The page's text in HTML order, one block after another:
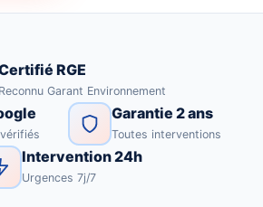
RGE
Garant Environnement
Garantie 2 ans
Toutes interventions
Intervention 24h
Urgences 7j/7